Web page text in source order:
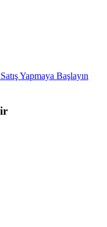
Yapmaya Başlayın